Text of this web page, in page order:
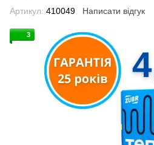
Артикул: 410049 Написати відгук
3